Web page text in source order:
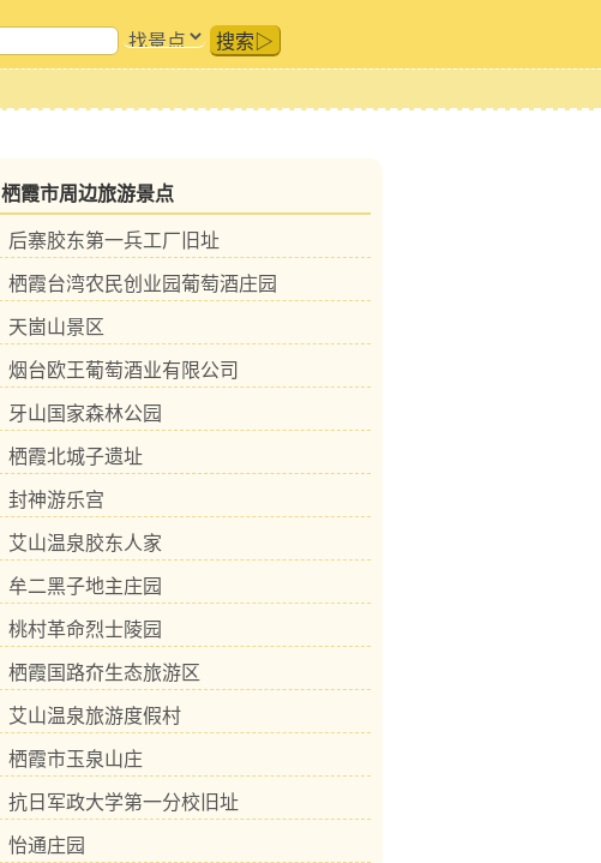
搜索▷
栖霞市周边旅游景点
后寨胶东第一兵工厂旧址
栖霞台湾农民创业园葡萄酒庄园
天崮山景区
烟台欧王葡萄酒业有限公司
牙山国家森林公园
栖霞北城子遗址
封神游乐宫
艾山温泉胶东人家
牟二黑子地主庄园
桃村革命烈士陵园
栖霞国路夼生态旅游区
艾山温泉旅游度假村
栖霞市玉泉山庄
抗日军政大学第一分校旧址
怡通庄园